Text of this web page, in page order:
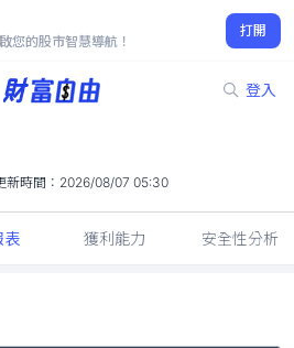
您的股市智慧導航！
打開
登入
-1.07%
新時間： 2026/08/07 05:30
表 獲利能力 安全性分析